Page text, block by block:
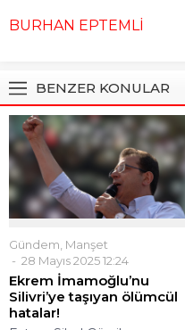
BURHAN EPTEMLİ
BENZER KONULAR
Gündem, Manşet
28 Mayıs 2025 12:24
Ekrem İmamoğlu’nu
Silivri’ye taşıyan ölümcül
hatalar!